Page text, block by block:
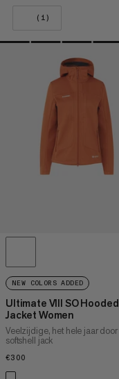
(1)
NEW COLORS ADDED
Ultimate VIII SO Hooded
Jacket Women
Veelzijdige, het hele jaar door
softshell jack
€300